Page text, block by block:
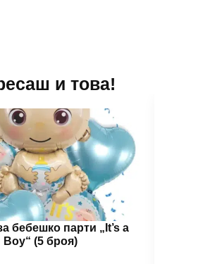
и това!
бебешко парти „It’s a
Boy“ (5 броя)